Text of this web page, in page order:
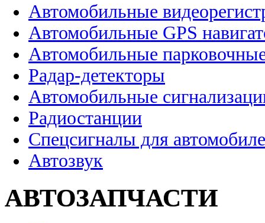
Автомобильные
Автомобильные GPS
Автомобильные
Радар-детекторы
Автомобильные
Радиостанции
Спецсигналы для
Автозвук
АВТОЗАПЧАСТИ